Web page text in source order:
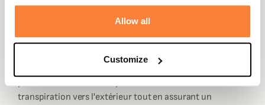
Allow all
Customize
Active 331 de Crispi étudiées pour les longues marches
lors de vos chasses actives de mi-saison.
Dotées d'une composition innovante ( 28%
Polypropylène, 20.5% Polyamide, 2% Elasthanne, 49.5%
permettent d'évacuer rapidement l'humidité due à la
transpiration vers l'extérieur tout en assurant un